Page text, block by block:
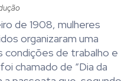
de 1908, mulheres
organizaram uma
de trabalho e
chamado de “Dia da